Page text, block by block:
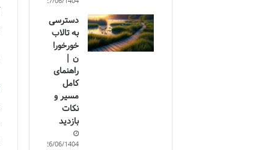
دسترسی
به تالاب
خورخورا
ن |
راهنمای
کامل
مسیر و
نکات
بازدید
26/06/1404